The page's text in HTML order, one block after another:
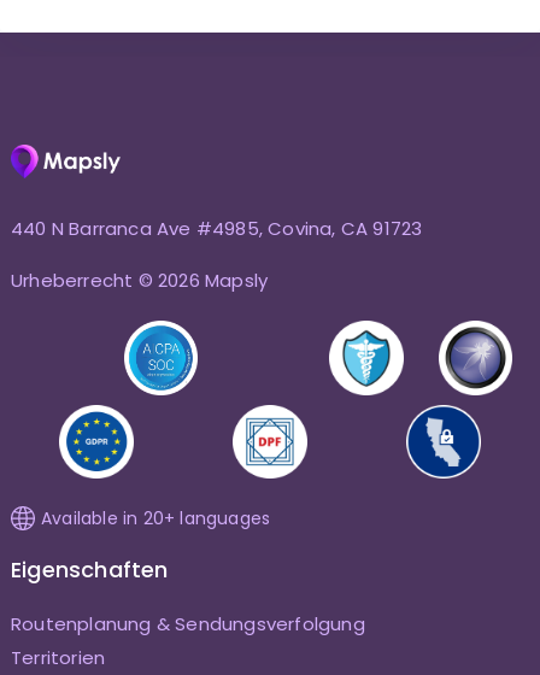
440 N Barranca Ave #4985, Covina, CA 91723
Urheberrecht © 2026 Mapsly
Available in 20+ languages
Eigenschaften
Routenplanung & Sendungsverfolgung
Territorien